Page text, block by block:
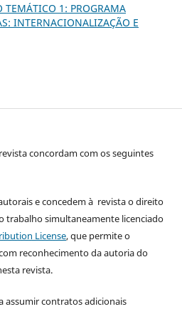
1: PROGRAMA
INTERNACIONALIZAÇÃO E
concordam com os seguintes
e concedem à revista o direito
trabalho simultaneamente licenciado
License, que permite o
reconhecimento da autoria do
revista.
assumir contratos adicionais